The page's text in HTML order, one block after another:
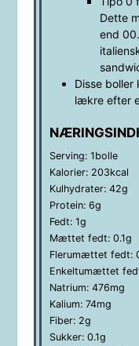
Dette
end
Disse boller
lækre efter
Serving: 1bolle
Kalorier: 203kcal
Kulhydrater: 42g
Protein: 6g
Fedt: 1g
Mættet fedt: 0.1g
Flerumættet fedt:
Enkeltumættet
Natrium: 476mg
Kalium: 74mg
Fiber: 2g
Sukker: 0.1g